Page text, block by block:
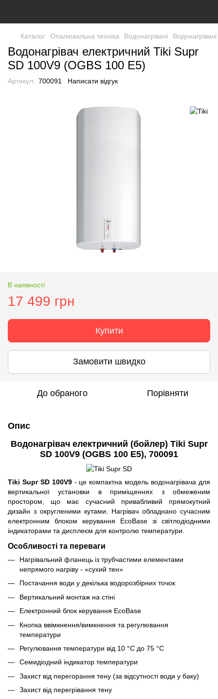
Каталог Опалювальна техніка Водонагрівачі
Водонагрівач електричний Tiki Supr
SD 100V9 (OGBS 100 E5)
Артикул: 700091 Написати відгук
В наявності
17 499 грн
Купити
Замовити швидко
До обраного Порівняти
Опис
Водонагрівач електричний (бойлер) Tiki Supr
SD 100V9 (OGBS 100 E5), 700091
Tiki Supr SD 100V9 - це компактна модель водонагрівача для
вертикальної установки в приміщеннях з обмеженим
простором, що має сучасний привабливий прямокутний
дизайн з округленими кутами. Нагрівач обладнано сучасним
електронним блоком керування EcoBase зі світлодіодними
індикаторами та дисплеєм для контролю температури.
Особливості та переваги
Нагрівальний фланець із трубчастими елементами
непрямого нагріву - «сухий тен»
Постачання води у декілька водорозбірних точок
Вертикальний монтаж на стіні
Електронний блок керування EcoBase
Кнопка ввімкнення/вимкнення та регулювання
температури
Регулювання температури від 10 °C до 75 °C
Семидіодний індикатор температури
Захист від перегорання тену (за відсутності води у баку)
Захист від перегрівання тену